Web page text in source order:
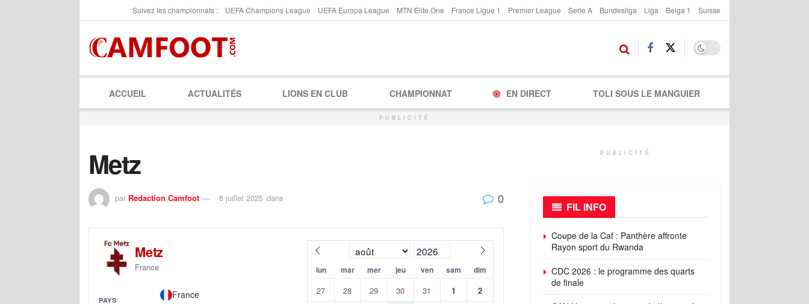
Suivez les championnats : UEFA Champions League UEFA Europa League MTN Elite One France Ligue 1 Premier League Serie A Bundesliga Liga Belga 1 Suisse
ACCUEIL ACTUALITÉS LIONS EN CLUB CHAMPIONNAT EN DIRECT TOLI SOUS LE MANGUIER
PUBLICITÉ
Metz
par Redaction Camfoot 8 juillet 2025 dans 0
Metz
France
PAYS France
lun mar mer jeu ven sam dim
27 28 29 30 31 1 2
PUBLICITÉ
FIL INFO
Coupe de la Caf : Panthère affronte
Rayon sport du Rwanda
CDC 2026 : le programme des quarts
de finale